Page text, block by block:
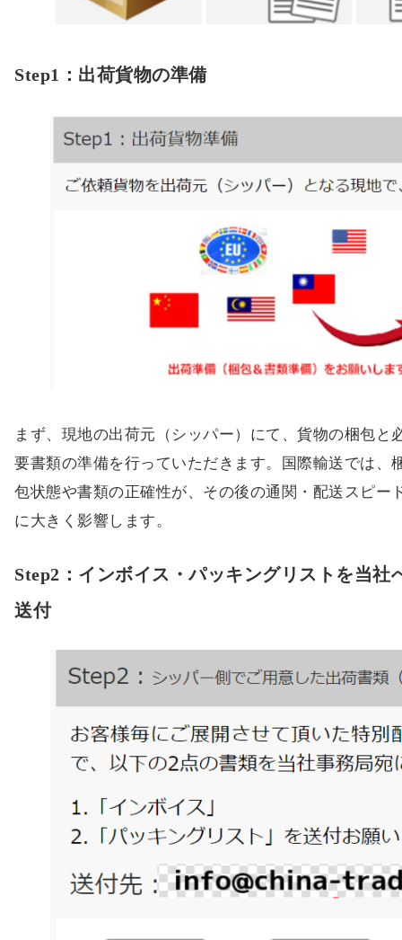
Step1：出荷貨物の準備
まず、現地の出荷元（シッパー）にて、貨物の梱包と
要書類の準備を行っていただきます。国際輸送では、
包状態や書類の正確性が、その後の通関・配送スピー
に大きく影響します。
Step2：インボイス・パッキングリストを当社
送付